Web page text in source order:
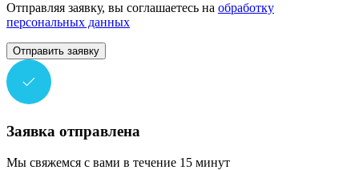
Отправляя заявку, вы соглашаетесь на обработку
персональных данных
Отправить заявку
Заявка отправлена
Мы свяжемся с вами в течение 15 минут